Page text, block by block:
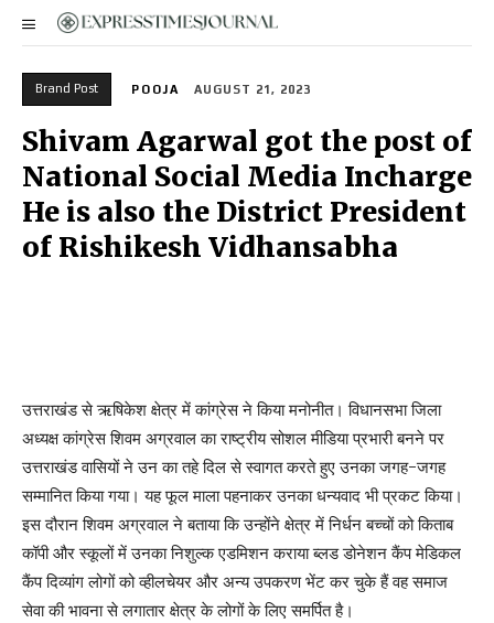
Brand Post POOJA AUGUST 21, 2023
Shivam Agarwal got the post of
National Social Media Incharge
He is also the District President
of Rishikesh Vidhansabha
उत्तराखंड से ऋषिकेश क्षेत्र में कांग्रेस ने किया मनोनीत। विधानसभा जिला
अध्यक्ष कांग्रेस शिवम अग्रवाल का राष्ट्रीय सोशल मीडिया प्रभारी बनने पर
उत्तराखंड वासियों ने उन का तहे दिल से स्वागत करते हुए उनका जगह-जगह
सम्मानित किया गया। यह फूल माला पहनाकर उनका धन्यवाद भी प्रकट किया।
इस दौरान शिवम अग्रवाल ने बताया कि उन्होंने क्षेत्र में निर्धन बच्चों को किताब
कॉपी और स्कूलों में उनका निशुल्क एडमिशन कराया ब्लड डोनेशन कैंप मेडिकल
कैंप दिव्यांग लोगों को व्हीलचेयर और अन्य उपकरण भेंट कर चुके हैं वह समाज
सेवा की भावना से लगातार क्षेत्र के लोगों के लिए समर्पित है।